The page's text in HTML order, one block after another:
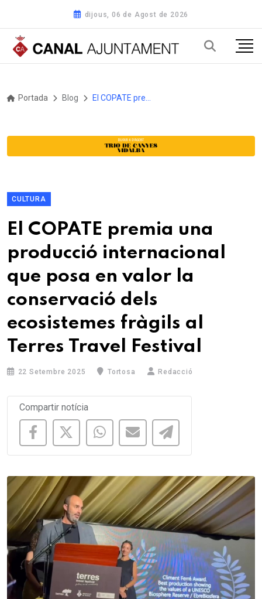
dijous, 06 de Agost de 2026
Portada Blog
CULTURA
El COPATE premia una
producció internacional
que posa en valor la
conservació dels
ecosistemes fràgils al
Terres Travel Festival
22 Setembre 2025 Tortosa Redacció
Compartir notícia